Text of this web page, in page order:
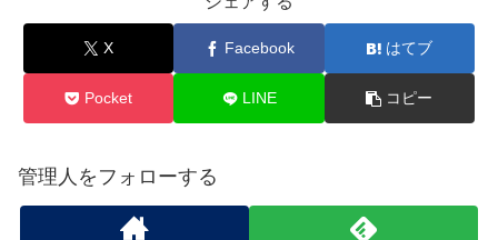
X Facebook はてブ
Pocket LINE コピー
管理人をフォローする